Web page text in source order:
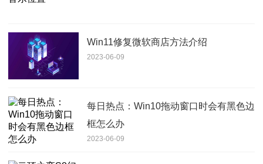
Win11修复微软商店方法介绍
2023-06-09
每日热点：Win10拖动窗口时会有黑色边
框怎么办
2023-06-09